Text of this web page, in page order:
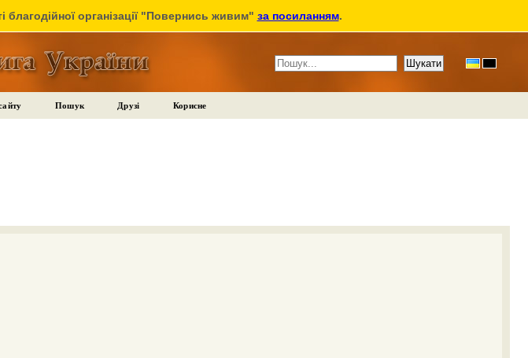
організації "Повернись живим" за посиланням.
Пошук Друзі Корисне